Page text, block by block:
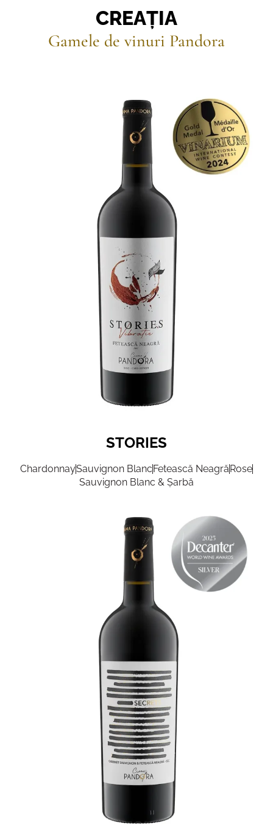
CREAȚIA
Gamele de vinuri Pandora
STORIES
ChardonnaySauvignon BlancFetească NeagrăRose
Sauvignon Blanc & Șarbă